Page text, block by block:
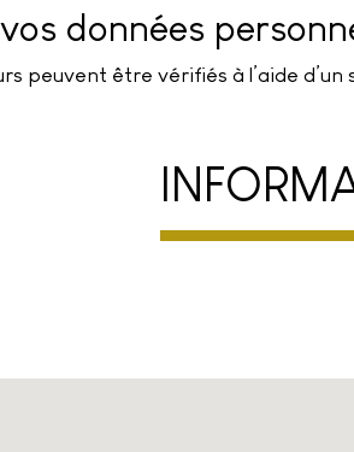
données
peuvent être vérifiés à l’aide